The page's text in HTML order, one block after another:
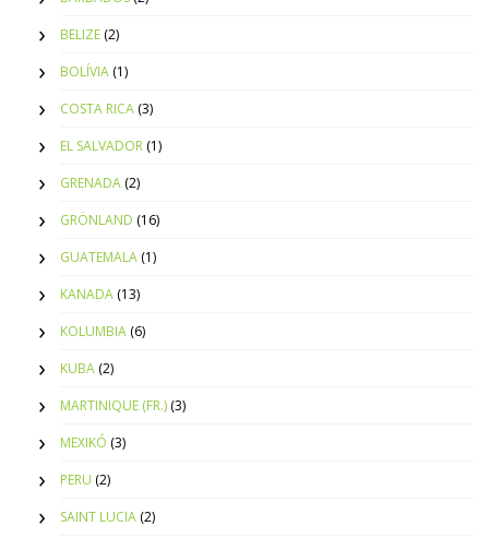
BELIZE (2)
BOLÍVIA (1)
COSTA RICA (3)
EL SALVADOR (1)
GRENADA (2)
GRÖNLAND (16)
GUATEMALA (1)
KANADA (13)
KOLUMBIA (6)
KUBA (2)
MARTINIQUE (FR.) (3)
MEXIKÓ (3)
PERU (2)
SAINT LUCIA (2)